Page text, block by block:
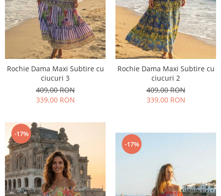
Rochie Dama Maxi Subtire cu
ciucuri 3
409,00 RON
339,00 RON
Rochie Dama Maxi Subtire cu
ciucuri 2
409,00 RON
339,00 RON
-17%
-17%